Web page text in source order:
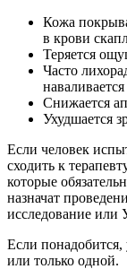
Кожа
в крови
Теряется
Часто
наваливается
Снижается
Ухудшается
Если человек
сходить к
которые
назначат
исследование или
Если
или только одной.